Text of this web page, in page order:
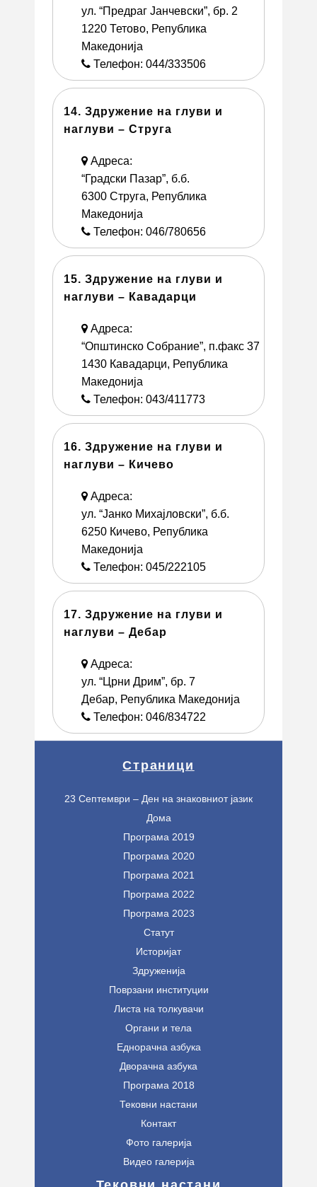
ул. “Предраг Јанчевски”, бр. 2
1220 Тетово, Република
Македонија
Телефон: 044/333506
14. Здружение на глуви и
наглуви – Струга
Адреса:
“Градски Пазар”, б.б.
6300 Струга, Република
Македонија
Телефон: 046/780656
15. Здружение на глуви и
наглуви – Кавадарци
Адреса:
“Општинско Собрание”, п.факс 37
1430 Кавадарци, Република
Македонија
Телефон: 043/411773
16. Здружение на глуви и
наглуви – Кичево
Адреса:
ул. “Јанко Михајловски”, б.б.
6250 Кичево, Република
Македонија
Телефон: 045/222105
17. Здружение на глуви и
наглуви – Дебар
Адреса:
ул. “Црни Дрим”, бр. 7
Дебар, Република Македонија
Телефон: 046/834722
Страници
23 Септември – Ден на знаковниот јазик
Дома
Програма 2019
Програма 2020
Програма 2021
Програма 2022
Програма 2023
Статут
Историјат
Здруженија
Поврзани институции
Листа на толкувачи
Органи и тела
Еднорачна азбука
Дворачна азбука
Програма 2018
Тековни настани
Контакт
Фото галерија
Видео галерија